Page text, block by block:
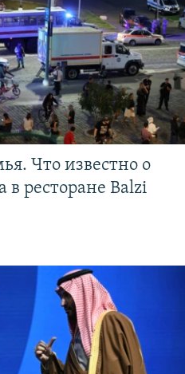
Что известно о
в ресторане Balzi